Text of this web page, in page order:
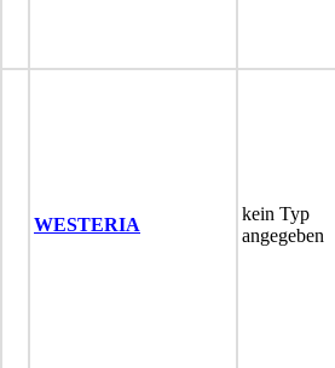
WESTERIA
kein Typ
angegeben